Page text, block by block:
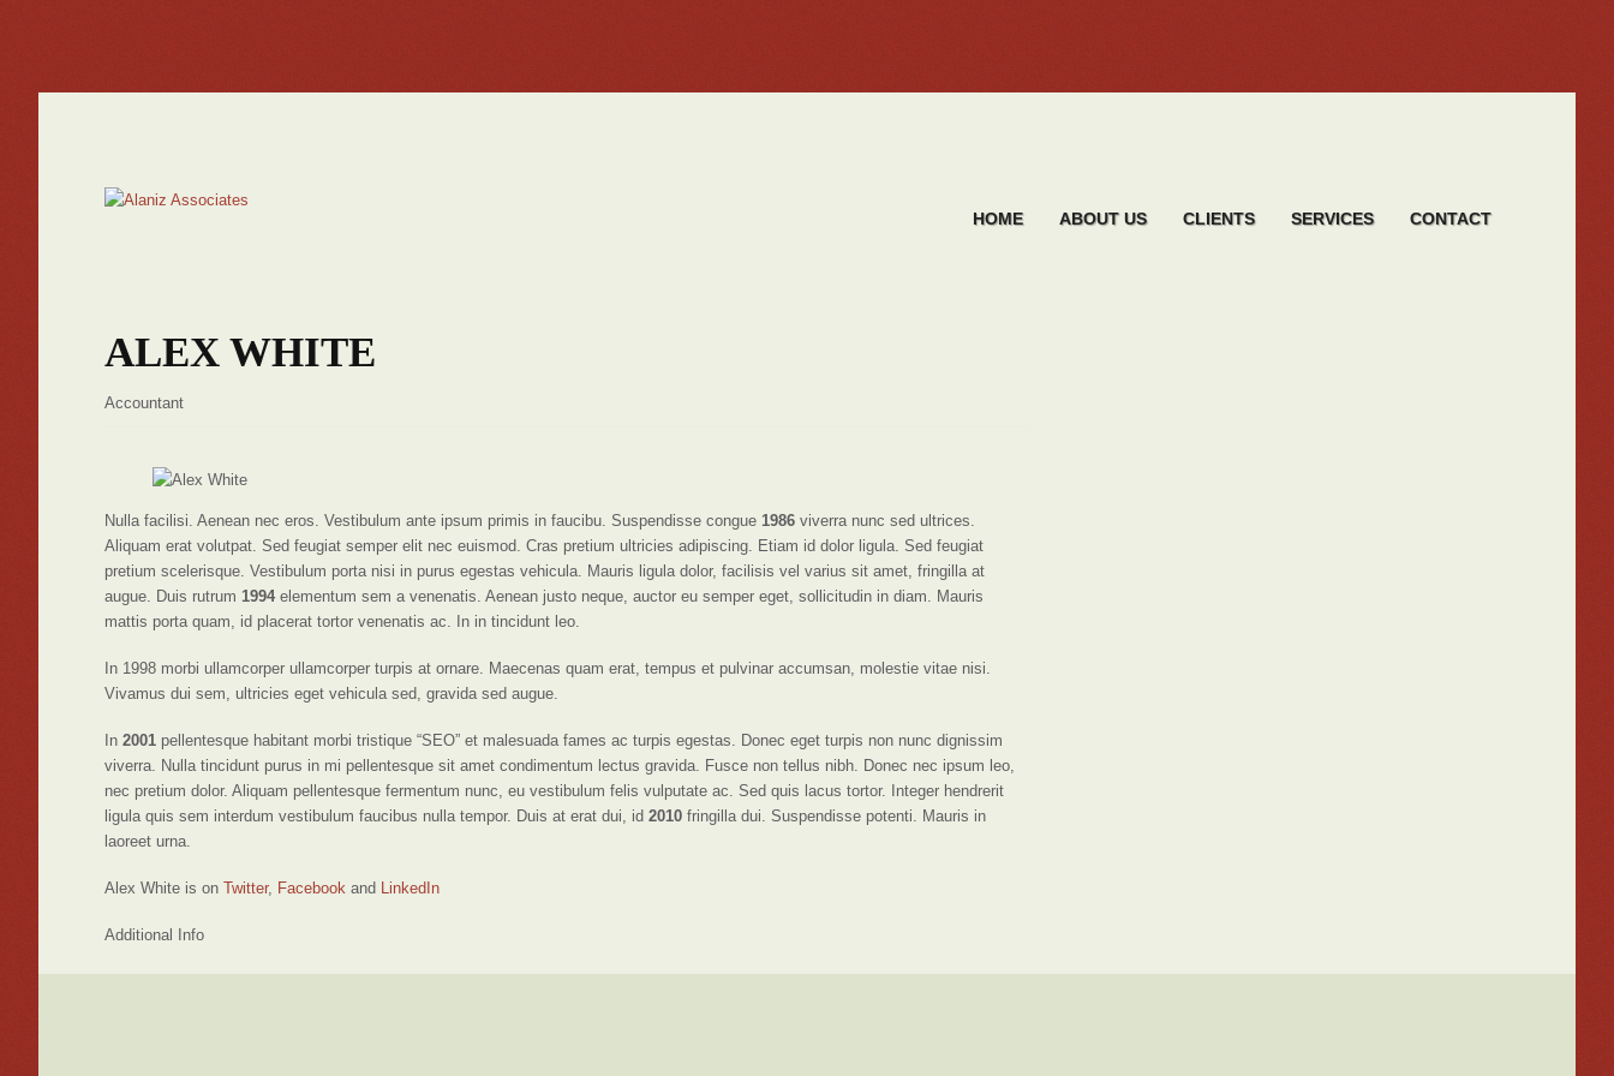
HOME ABOUT US CLIENTS SERVICES CONTACT
ALEX WHITE
Accountant
Nulla facilisi. Aenean nec eros. Vestibulum ante ipsum primis in faucibu. Suspendisse congue 1986 viverra nunc sed ultrices.
Aliquam erat volutpat. Sed feugiat semper elit nec euismod. Cras pretium ultricies adipiscing. Etiam id dolor ligula. Sed feugiat
pretium scelerisque. Vestibulum porta nisi in purus egestas vehicula. Mauris ligula dolor, facilisis vel varius sit amet, fringilla at
augue. Duis rutrum 1994elementum sem a venenatis. Aenean justo neque, auctor eu semper eget, sollicitudin in diam. Mauris
mattis porta quam, id placerat tortor venenatis ac. In in tincidunt leo.
In 1998 morbi ullamcorper ullamcorper turpis at ornare. Maecenas quam erat, tempus et pulvinar accumsan, molestie vitae nisi.
Vivamus dui sem, ultricies eget vehicula sed, gravida sed augue.
In 2001 pellentesque habitant morbi tristique “SEO” et malesuada fames ac turpis egestas. Donec eget turpis non nunc dignissim
viverra. Nulla tincidunt purus in mi pellentesque sit amet condimentum lectus gravida. Fusce non tellus nibh. Donec nec ipsum leo,
nec pretium dolor. Aliquam pellentesque fermentum nunc, eu vestibulum felis vulputate ac. Sed quis lacus tortor. Integer hendrerit
ligula quis sem interdum vestibulum faucibus nulla tempor. Duis at erat dui, id 2010 fringilla dui. Suspendisse potenti. Mauris in
laoreet urna.
Alex White is on Twitter, Facebook and LinkedIn
Additional Info